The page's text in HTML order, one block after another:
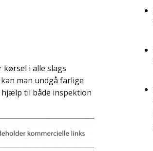
i alle slags
man undgå farlige
til både inspektion